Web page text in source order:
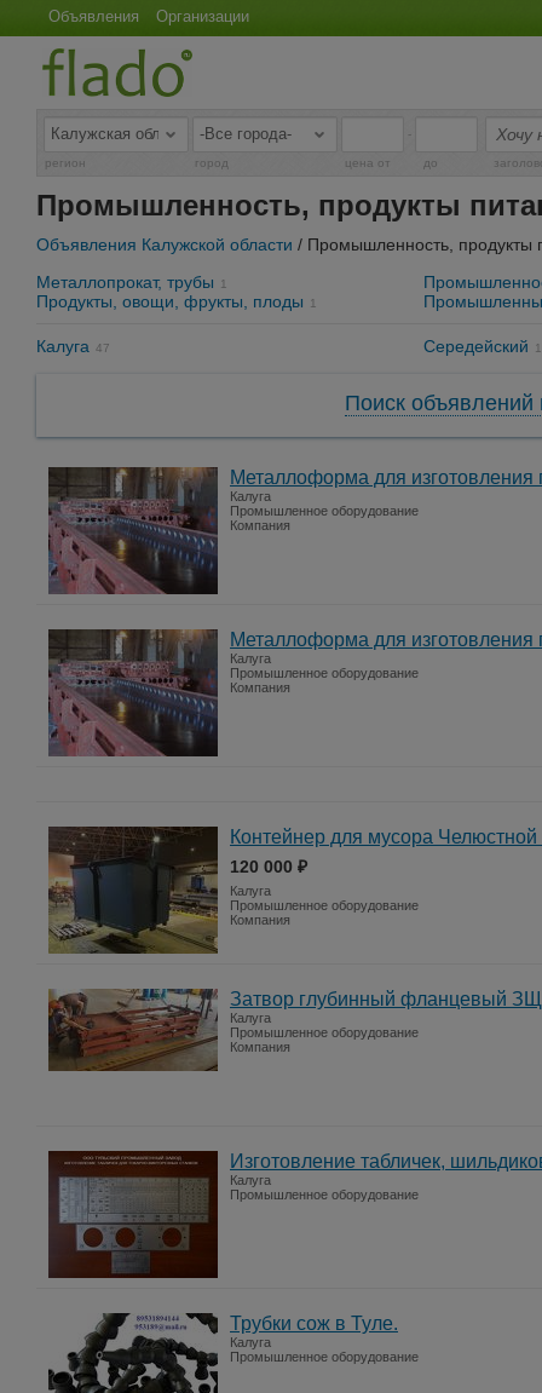
Объявления Организации
-
регион город цена от до
Промышленность, продукты
Объявления Калужской области / Промышленность, продукты
Металлопрокат, трубы
1
Продукты, овощи, фрукты, плоды 1
Калуга 47 Середейский 1
Поиск объявлений
Металлоформа для изготовления
Калуга
Промышленное оборудование
Компания
Металлоформа для изготовления
Калуга
Промышленное оборудование
Компания
Контейнер для мусора
120 000 ₽
Калуга
Промышленное оборудование
Компания
Затвор глубинный фланцевый
Калуга
Промышленное оборудование
Компания
Изготовление табличек,
Калуга
Промышленное оборудование
Трубки сож в Туле.
Калуга
Промышленное оборудование